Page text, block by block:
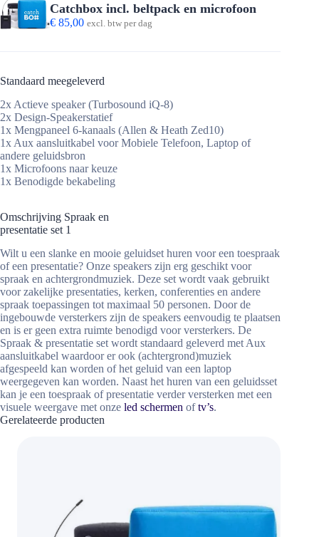
Catchbox incl. beltpack en microfoon
€ 85,00 excl. btw per dag
Standaard meegeleverd
2x Actieve speaker (Turbosound iQ-8)
2x Design-Speakerstatief
1x Mengpaneel 6-kanaals (Allen & Heath Zed10)
1x Aux aansluitkabel voor Mobiele Telefoon, Laptop of
andere geluidsbron
1x Microfoons naar keuze
1x Benodigde bekabeling
Omschrijving Spraak en
presentatie set 1
Wilt u een slanke en mooie geluidset huren voor een toespraak
of een presentatie? Onze speakers zijn erg geschikt voor
spraak en achtergrondmuziek. Deze set wordt vaak gebruikt
voor zakelijke presentaties, kerken, conferenties en andere
spraak toepassingen tot maximaal 50 personen. Door de
ingebouwde versterkers zijn de speakers eenvoudig te plaatsen
en is er geen extra ruimte benodigd voor versterkers. De
Spraak & presentatie set wordt standaard geleverd met Aux
aansluitkabel waardoor er ook (achtergrond)muziek
afgespeeld kan worden of het geluid van een laptop
weergegeven kan worden. Naast het huren van een geluidsset
kan je een toespraak of presentatie verder versterken met een
visuele weergave met onze led schermen oftv’s.
Gerelateerde producten